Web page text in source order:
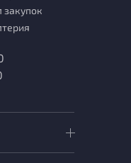
закупок